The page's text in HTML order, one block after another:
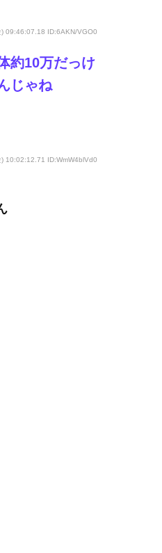
09:46:07.18 ID:6AKN/VGO0
約10万だっけ
じゃね
10:02:12.71 ID:WmW4blVd0